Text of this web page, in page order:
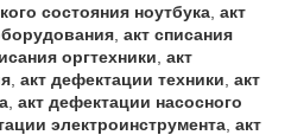
состояния ноутбука акт
акт списания
оргтехники акт
акт дефектации техники акт
акт дефектации насосного
электроинструмента акт